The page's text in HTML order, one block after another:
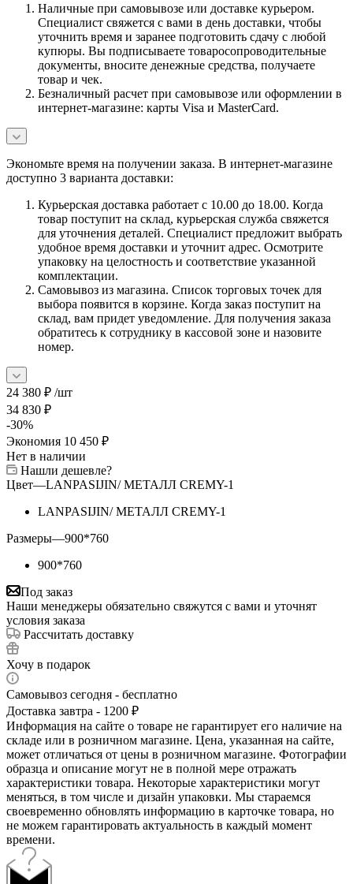
Наличные при самовывозе или доставке курьером.
Специалист свяжется с вами в день доставки, чтобы
уточнить время и заранее подготовить сдачу с любой
купюры. Вы подписываете товаросопроводительные
документы, вносите денежные средства, получаете
товар и чек.
Безналичный расчет при самовывозе или оформлении в
интернет-магазине: карты Visa и MasterCard.
Экономьте время на получении заказа. В интернет-магазине
доступно 3 варианта доставки:
Курьерская доставка работает с 10.00 до 18.00. Когда
товар поступит на склад, курьерская служба свяжется
для уточнения деталей. Специалист предложит выбрать
удобное время доставки и уточнит адрес. Осмотрите
упаковку на целостность и соответствие указанной
комплектации.
Самовывоз из магазина. Список торговых точек для
выбора появится в корзине. Когда заказ поступит на
склад, вам придет уведомление. Для получения заказа
обратитесь к сотруднику в кассовой зоне и назовите
номер.
24 380 ₽ /шт
34 830 ₽
-30%
Экономия 10 450 ₽
Нет в наличии
Нашли дешевле?
Цвет—LANPASIJIN/ МЕТАЛЛ CREMY-1
LANPASIJIN/ МЕТАЛЛ CREMY-1
Размеры—900*760
900*760
Под заказ
Наши менеджеры обязательно свяжутся с вами и уточнят
условия заказа
Рассчитать доставку
Хочу в подарок
Самовывоз сегодня - бесплатно
Доставка завтра - 1200 ₽
Информация на сайте о товаре не гарантирует его наличие на
складе или в розничном магазине. Цена, указанная на сайте,
может отличаться от цены в розничном магазине. Фотографии
образца и описание могут не в полной мере отражать
характеристики товара. Некоторые характеристики могут
меняться, в том числе и дизайн упаковки. Мы стараемся
своевременно обновлять информацию в карточке товара, но
не можем гарантировать актуальность в каждый момент
времени.